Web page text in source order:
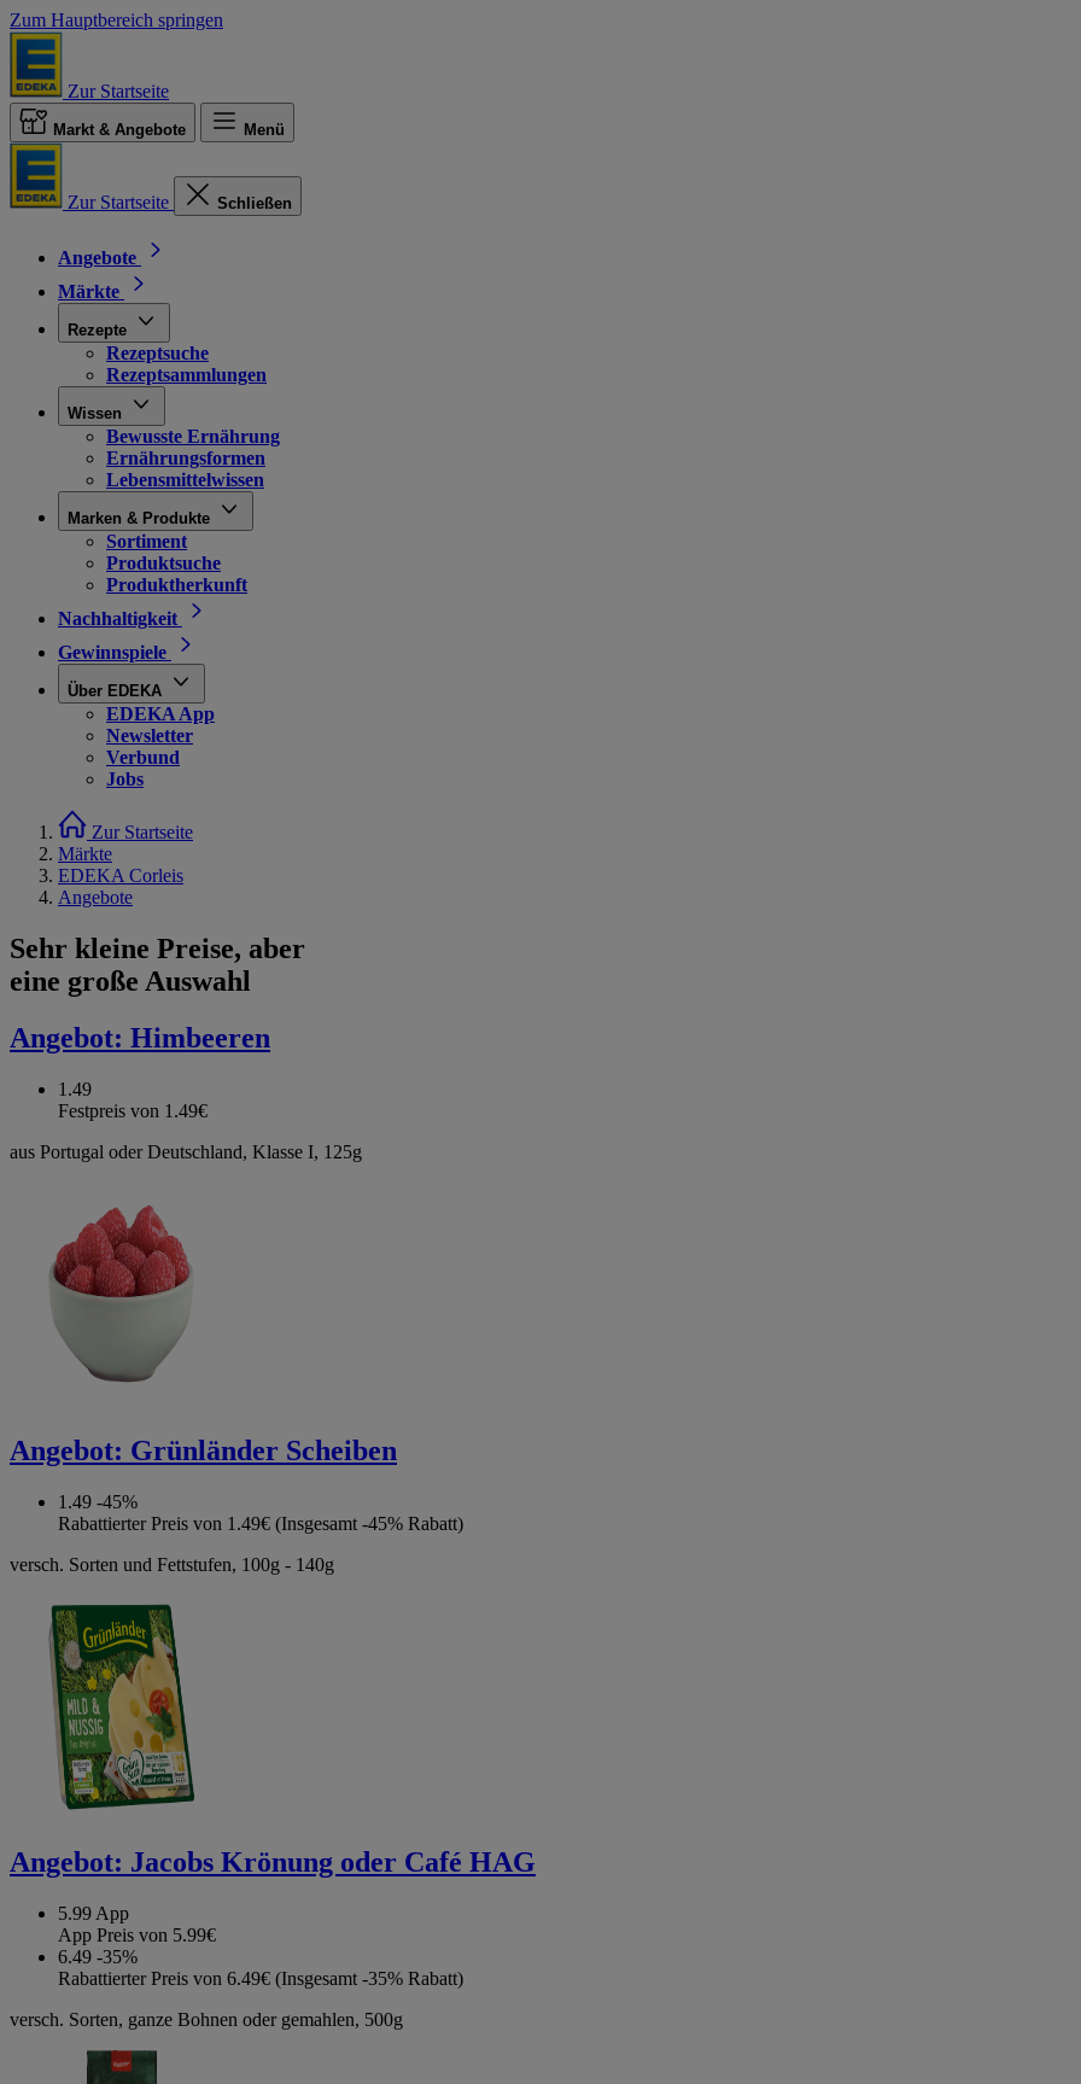
Zum Hauptbereich springen
Zur Startseite
Markt & Angebote Menü
Zur Startseite Schließen
Angebote
Märkte
Rezepte
Rezeptsuche
Rezeptsammlungen
Wissen
Bewusste Ernährung
Ernährungsformen
Lebensmittelwissen
Marken & Produkte
Sortiment
Produktsuche
Produktherkunft
Nachhaltigkeit
Gewinnspiele
Über EDEKA
EDEKA App
Newsletter
Verbund
Jobs
Zur Startseite
Märkte
EDEKA Corleis
Angebote
Sehr kleine Preise, aber
eine große Auswahl
Angebot: Himbeeren
1.49
Festpreis von 1.49€
aus Portugal oder Deutschland, Klasse I, 125g
Angebot: Grünländer Scheiben
1.49 -45%
Rabattierter Preis von 1.49€ (Insgesamt -45% Rabatt)
versch. Sorten und Fettstufen, 100g - 140g
Angebot: Jacobs Krönung oder Café HAG
5.99 App
App Preis von 5.99€
6.49 -35%
Rabattierter Preis von 6.49€ (Insgesamt -35% Rabatt)
versch. Sorten, ganze Bohnen oder gemahlen, 500g